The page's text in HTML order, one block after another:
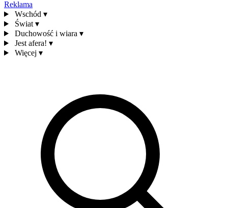
Reklama
Wschód ▾
Świat ▾
Duchowość i wiara ▾
Jest afera! ▾
Więcej ▾